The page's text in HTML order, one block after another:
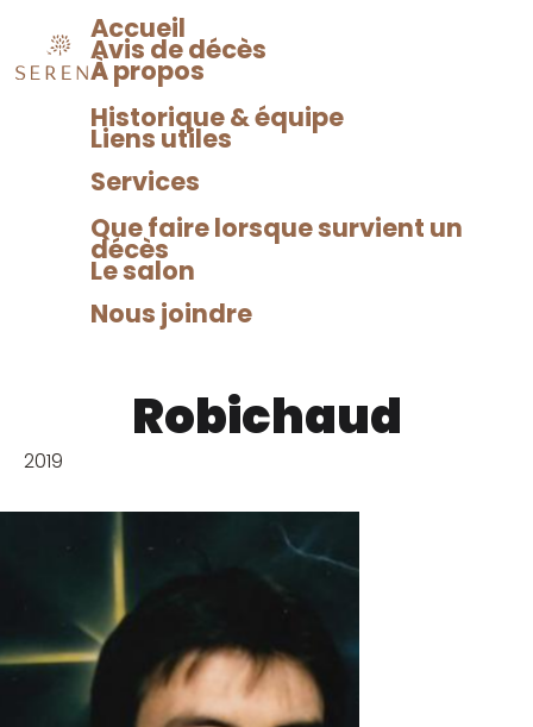
Accueil
Avis de décès
À propos
Historique & équipe
Liens utiles
Services
Que faire lorsque survient un
décès
Le salon
Nous joindre
Robichaud
2019